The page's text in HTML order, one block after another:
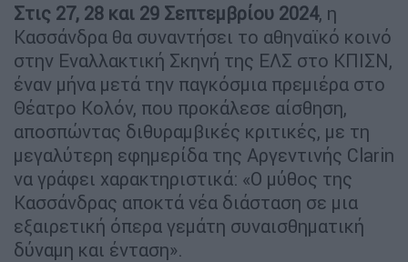
Στις 27, 28 και 29 Σεπτεμβρίου 2024, η
Κασσάνδρα θα συναντήσει το αθηναϊκό κοινό
στην Εναλλακτική Σκηνή της ΕΛΣ στο ΚΠΙΣΝ,
έναν μήνα μετά την παγκόσμια πρεμιέρα στο
Θέατρο Κολόν, που προκάλεσε αίσθηση,
αποσπώντας διθυραμβικές κριτικές, με τη
μεγαλύτερη εφημερίδα της Αργεντινής Clarin
να γράφει χαρακτηριστικά: «Ο μύθος της
Κασσάνδρας αποκτά νέα διάσταση σε μια
εξαιρετική όπερα γεμάτη συναισθηματική
δύναμη και ένταση».